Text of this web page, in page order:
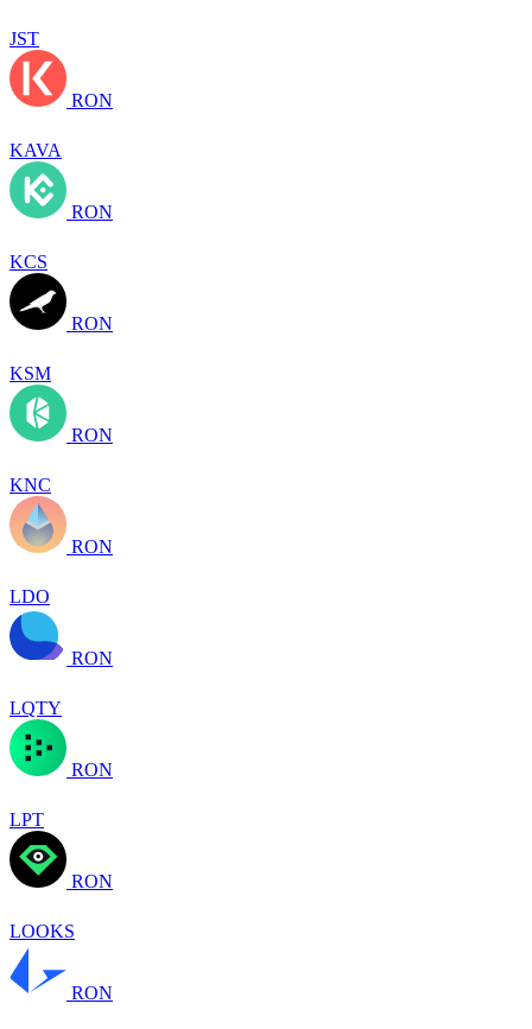
JST
RON
KAVA
RON
KCS
RON
KSM
RON
KNC
RON
LDO
RON
LQTY
RON
LPT
RON
LOOKS
RON